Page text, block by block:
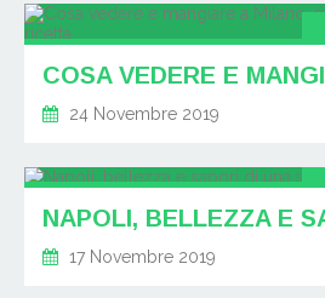
24 Novembre 2019
17 Novembre 2019